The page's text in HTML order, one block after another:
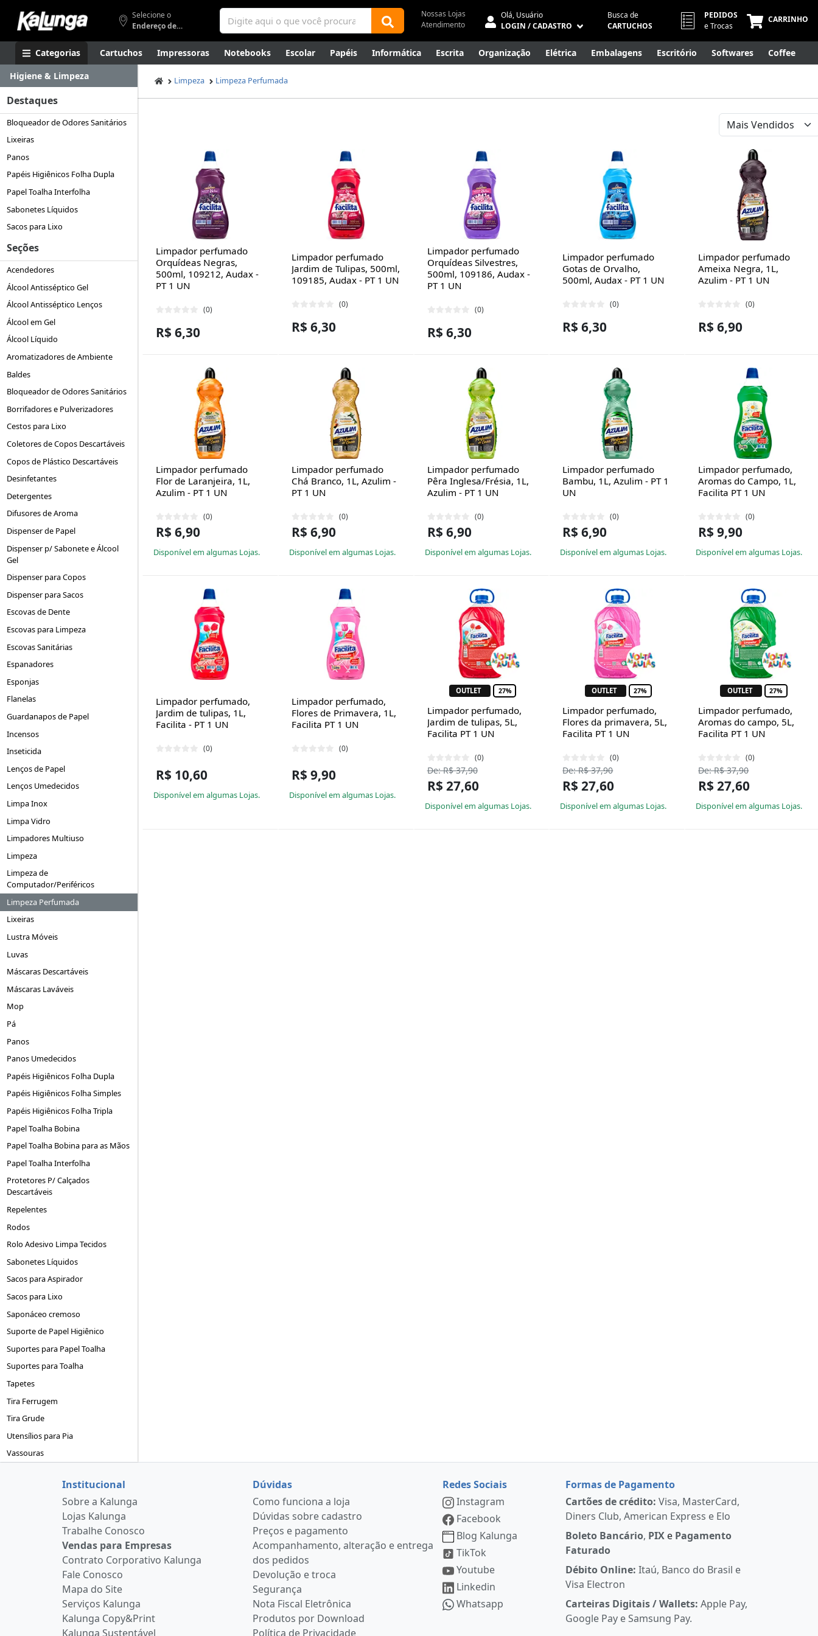
Selecione o
Endereço de entrega
Nossas Lojas
Atendimento
Olá, Usuário
LOGIN / CADASTRO
Busca de
CARTUCHOS
PEDIDOS
e Trocas
CARRINHO
Categorias Cartuchos Impressoras Notebooks Escolar Papéis Informática Escrita Organização Elétrica Embalagens Escritório Softwares Coffee
Apresentação Artes Gamers Higiene
Canetas Luxo
Outlet
Higiene & Limpeza
Destaques
Bloqueador de Odores Sanitários
Lixeiras
Panos
Papéis Higiênicos Folha Dupla
Papel Toalha Interfolha
Sabonetes Líquidos
Sacos para Lixo
Seções
Acendedores
Álcool Antisséptico Gel
Álcool Antisséptico Lenços
Álcool em Gel
Álcool Líquido
Aromatizadores de Ambiente
Baldes
Bloqueador de Odores Sanitários
Borrifadores e Pulverizadores
Cestos para Lixo
Coletores de Copos Descartáveis
Copos de Plástico Descartáveis
Desinfetantes
Detergentes
Difusores de Aroma
Dispenser de Papel
Dispenser p/ Sabonete e Álcool
Gel
Dispenser para Copos
Dispenser para Sacos
Escovas de Dente
Escovas para Limpeza
Escovas Sanitárias
Espanadores
Esponjas
Flanelas
Guardanapos de Papel
Incensos
Inseticida
Lenços de Papel
Lenços Umedecidos
Limpa Inox
Limpa Vidro
Limpadores Multiuso
Limpeza
Limpeza de
Computador/Periféricos
Limpeza Perfumada
Lixeiras
Lustra Móveis
Luvas
Máscaras Descartáveis
Máscaras Laváveis
Mop
Pá
Panos
Panos Umedecidos
Papéis Higiênicos Folha Dupla
Papéis Higiênicos Folha Simples
Papéis Higiênicos Folha Tripla
Papel Toalha Bobina
Papel Toalha Bobina para as Mãos
Papel Toalha Interfolha
Protetores P/ Calçados
Descartáveis
Repelentes
Rodos
Rolo Adesivo Limpa Tecidos
Sabonetes Líquidos
Sacos para Aspirador
Sacos para Lixo
Saponáceo cremoso
Suporte de Papel Higiênico
Suportes para Papel Toalha
Suportes para Toalha
Tapetes
Tira Ferrugem
Tira Grude
Utensílios para Pia
Vassouras
Limpeza Limpeza Perfumada
Limpador perfumado
Orquídeas Negras,
500ml, 109212, Audax -
PT 1 UN
(0)
R$ 6,30
Limpador perfumado
Jardim de Tulipas, 500ml,
109185, Audax - PT 1 UN
(0)
R$ 6,30
Limpador perfumado
Orquídeas Silvestres,
500ml, 109186, Audax -
PT 1 UN
(0)
R$ 6,30
Limpador perfumado
Gotas de Orvalho,
500ml, Audax - PT 1 UN
(0)
R$ 6,30
Limpador perfumado
Ameixa Negra, 1L,
Azulim - PT 1 UN
(0)
R$ 6,90
Limpador perfumado
Flor de Laranjeira, 1L,
Azulim - PT 1 UN
(0)
R$ 6,90
Disponível em algumas Lojas.
Limpador perfumado
Chá Branco, 1L, Azulim -
PT 1 UN
(0)
R$ 6,90
Disponível em algumas Lojas.
Limpador perfumado
Pêra Inglesa/Frésia, 1L,
Azulim - PT 1 UN
(0)
R$ 6,90
Disponível em algumas Lojas.
Limpador perfumado
Bambu, 1L, Azulim - PT 1
UN
(0)
R$ 6,90
Disponível em algumas Lojas.
Limpador perfumado,
Aromas do Campo, 1L,
Facilita PT 1 UN
(0)
R$ 9,90
Disponível em algumas Lojas.
Limpador perfumado,
Jardim de tulipas, 1L,
Facilita - PT 1 UN
(0)
R$ 10,60
Disponível em algumas Lojas.
Limpador perfumado,
Flores de Primavera, 1L,
Facilita PT 1 UN
(0)
R$ 9,90
Disponível em algumas Lojas.
OUTLET 27%
Limpador perfumado,
Jardim de tulipas, 5L,
Facilita PT 1 UN
(0)
De: R$ 37,90
R$ 27,60
Disponível em algumas Lojas.
OUTLET 27%
Limpador perfumado,
Flores da primavera, 5L,
Facilita PT 1 UN
(0)
De: R$ 37,90
R$ 27,60
Disponível em algumas Lojas.
OUTLET 27%
Limpador perfumado,
Aromas do campo, 5L,
Facilita PT 1 UN
(0)
De: R$ 37,90
R$ 27,60
Disponível em algumas Lojas.
Institucional
Sobre a Kalunga
Lojas Kalunga
Trabalhe Conosco
Vendas para Empresas
Contrato Corporativo Kalunga
Fale Conosco
Mapa do Site
Serviços Kalunga
Kalunga Copy&Print
Kalunga Sustentável
Dúvidas
Como funciona a loja
Dúvidas sobre cadastro
Preços e pagamento
Acompanhamento, alteração e entrega
dos pedidos
Devolução e troca
Segurança
Nota Fiscal Eletrônica
Produtos por Download
Política de Privacidade
Redes Sociais
Instagram
Facebook
Blog Kalunga
TikTok
Youtube
Linkedin
Whatsapp
Formas de Pagamento
Cartões de crédito: Visa, MasterCard,
Diners Club, American Express e Elo
Boleto Bancário, PIX e Pagamento
Faturado
Débito Online: Itaú, Banco do Brasil e
Visa Electron
Carteiras Digitais / Wallets:Apple Pay,
Google Pay e Samsung Pay.